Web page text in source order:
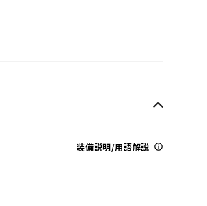
装備説明/用語解説